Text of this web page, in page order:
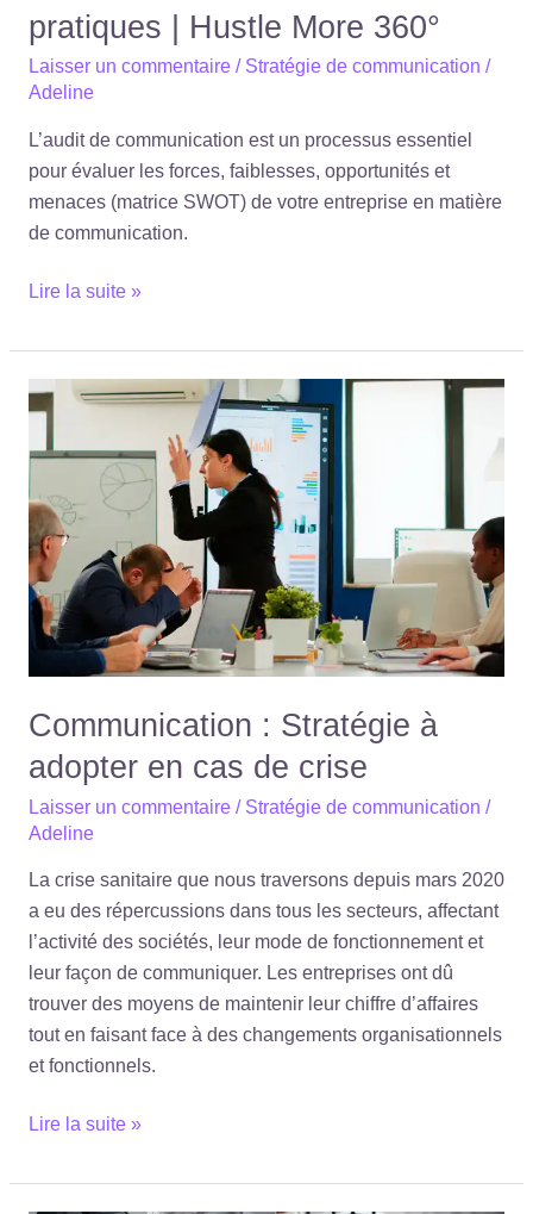
pratiques | Hustle More 360°
Laisser un commentaire / Stratégie de communication /
Adeline
L’audit de communication est un processus essentiel
pour évaluer les forces, faiblesses, opportunités et
menaces (matrice SWOT) de votre entreprise en matière
de communication.
Lire la suite »
Communication : Stratégie à
adopter en cas de crise
Laisser un commentaire / Stratégie de communication /
Adeline
La crise sanitaire que nous traversons depuis mars 2020
a eu des répercussions dans tous les secteurs, affectant
l’activité des sociétés, leur mode de fonctionnement et
leur façon de communiquer. Les entreprises ont dû
trouver des moyens de maintenir leur chiffre d’affaires
tout en faisant face à des changements organisationnels
et fonctionnels.
Communication
Stratégie
adopter
en
cas
de
crise
Lire la suite »